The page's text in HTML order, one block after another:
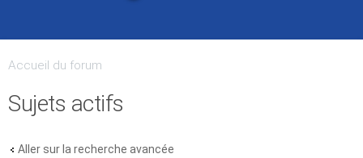
Accueil du forum
Sujets actifs
Aller sur la recherche avancée